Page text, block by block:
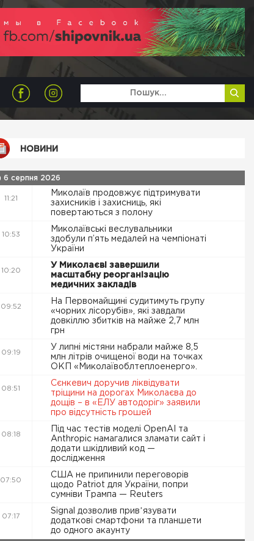
НОВИНИ
6 серпня 2026
11:21
Миколаїв продовжує підтримувати
захисників і захисниць, які
повертаються з полону
10:53
Миколаївські веслувальники
здобули п’ять медалей на чемпіонаті
України
10:20
У Миколаєві завершили
масштабну реорганізацію
медичних закладів
09:52
На Первомайщині судитимуть групу
«чорних лісорубів», які завдали
довкіллю збитків на майже 2,7 млн
грн
09:19
У липні містяни набрали майже 8,5
млн літрів очищеної води на точках
ОКП «Миколаївоблтеплоенерго».
08:51
Сєнкевич доручив ліквідувати
тріщини на дорогах Миколаєва до
дощів – в «ЕЛУ автодоріг» заявили
про відсутність грошей
08:18
Під час тестів моделі OpenAI та
Anthropic намагалися зламати сайт і
додати шкідливий код —
дослідження
07:50
США не припинили переговорів
щодо Patriot для України, попри
сумніви Трампа — Reuters
07:17
Signal дозволив привʼязувати
додаткові смартфони та планшети
до одного акаунту